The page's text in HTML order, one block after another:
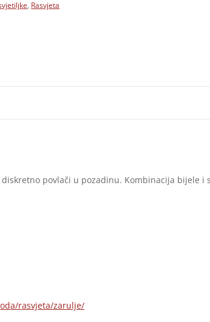
, Rasvjeta
povlači u pozadinu. Kombinacija bijele i
rasvjeta/zarulje/